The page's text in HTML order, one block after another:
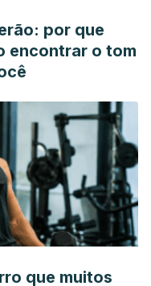
por que
encontrar o tom
que muitos